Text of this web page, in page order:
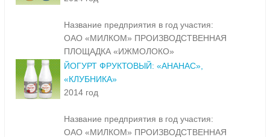
Название предприятия в год участия:
ОАО «МИЛКОМ» ПРОИЗВОДСТВЕННАЯ
ПЛОЩАДКА «ИЖМОЛОКО»
ЙОГУРТ ФРУКТОВЫЙ: «АНАНАС»,
«КЛУБНИКА»
2014 год
Название предприятия в год участия:
ОАО «МИЛКОМ» ПРОИЗВОДСТВЕННАЯ